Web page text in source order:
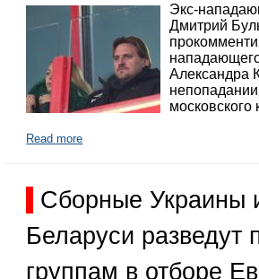
Экс-
Дмитрий
Александра
московского
Read more
Сборные Украины
Беларуси разведут
группам в отборе